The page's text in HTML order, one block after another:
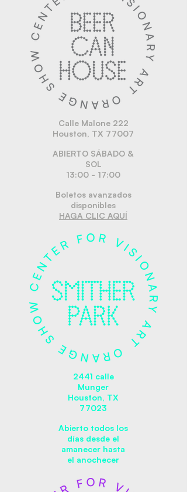
Calle Malone 222
Houston, TX 77007
ABIERTO SÁBADO &
SOL
13:00 - 17:00
Boletos avanzados
disponibles
HAGA CLIC AQUÍ
2441 calle
Munger
Houston, TX
77023
Abierto todos los
días desde el
amanecer hasta
el anochecer